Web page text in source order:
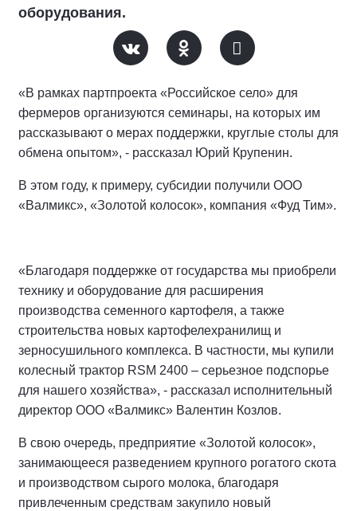
оборудования.
«В рамках партпроекта «Российское село» для
фермеров организуются семинары, на которых им
рассказывают о мерах поддержки, круглые столы для
обмена опытом», - рассказал Юрий Крупенин.
В этом году, к примеру, субсидии получили ООО
«Валмикс», «Золотой колосок», компания «Фуд Тим».
«Благодаря поддержке от государства мы приобрели
технику и оборудование для расширения
производства семенного картофеля, а также
строительства новых картофелехранилищ и
зерносушильного комплекса. В частности, мы купили
колесный трактор RSM 2400 – серьезное подспорье
для нашего хозяйства», - рассказал исполнительный
директор ООО «Валмикс» Валентин Козлов.
В свою очередь, предприятие «Золотой колосок»,
занимающееся разведением крупного рогатого скота
и производством сырого молока, благодаря
привлеченным средствам закупило новый